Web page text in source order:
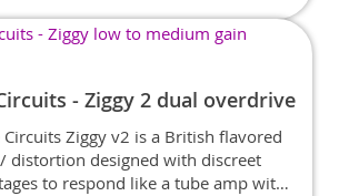
- Ziggy 2 dual overdrive
Circuits Ziggy v2 is a British flavored
distortion designed with discreet
to respond like a tube amp with